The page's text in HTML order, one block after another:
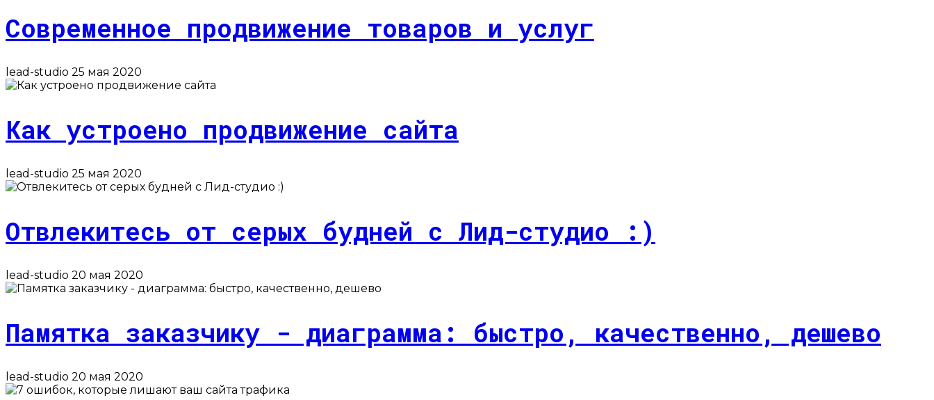
Современное продвижение товаров и услуг
lead-studio 25 мая 2020
Как устроено продвижение сайта
lead-studio 25 мая 2020
Отвлекитесь от серых будней с Лид-студио :)
lead-studio 20 мая 2020
Памятка заказчику - диаграмма: быстро, качественно, дешево
lead-studio 20 мая 2020